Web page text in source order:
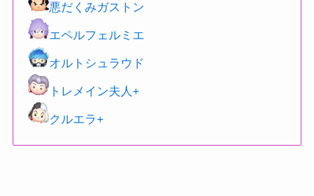
悪だくみガストン
エペルフェルミエ
オルトシュラウド
トレメイン夫人+
クルエラ+